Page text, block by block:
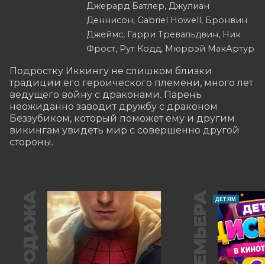
Джерард Батлер, Джулиан
Деннисон, Gabriel Howell, Бронвин
Джеймс, Гарри Тревальдвин, Ник
Фрост, Рут Кодд, Мюррэй МакАртур
Подростку Иккингу не слишком близки
традиции его героического племени, много лет
ведущего войну с драконами. Парень
неожиданно заводит дружбу с драконом
Беззубиком, который поможет ему и другим
викингам увидеть мир с совершенно другой
стороны.
ПРЕМЬЕРА ДЕТЯМ